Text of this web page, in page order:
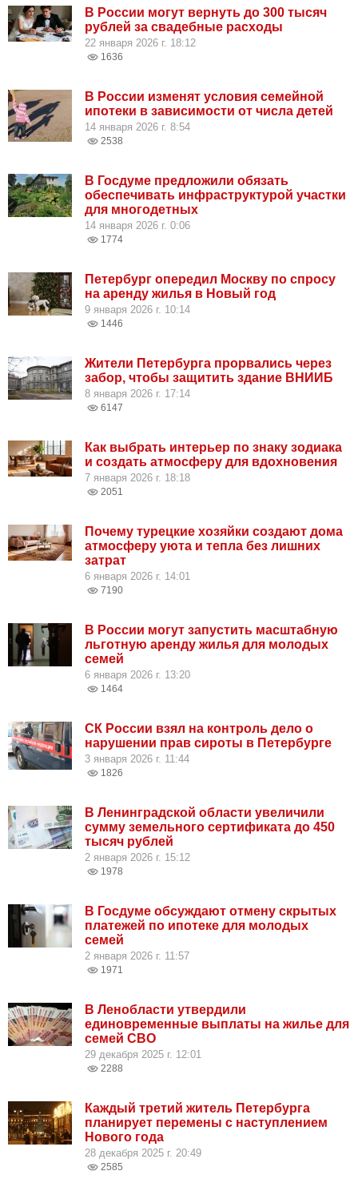
В России могут вернуть до 300 тысяч
рублей за свадебные расходы
22 января 2026 г. 18:12
1636
В России изменят условия семейной
ипотеки в зависимости от числа детей
14 января 2026 г. 8:54
2538
В Госдуме предложили обязать
обеспечивать инфраструктурой участки
для многодетных
14 января 2026 г. 0:06
1774
Петербург опередил Москву по спросу
на аренду жилья в Новый год
9 января 2026 г. 10:14
1446
Жители Петербурга прорвались через
забор, чтобы защитить здание ВНИИБ
8 января 2026 г. 17:14
6147
Как выбрать интерьер по знаку зодиака
и создать атмосферу для вдохновения
7 января 2026 г. 18:18
2051
Почему турецкие хозяйки создают дома
атмосферу уюта и тепла без лишних
затрат
6 января 2026 г. 14:01
7190
В России могут запустить масштабную
льготную аренду жилья для молодых
семей
6 января 2026 г. 13:20
1464
СК России взял на контроль дело о
нарушении прав сироты в Петербурге
3 января 2026 г. 11:44
1826
В Ленинградской области увеличили
сумму земельного сертификата до 450
тысяч рублей
2 января 2026 г. 15:12
1978
В Госдуме обсуждают отмену скрытых
платежей по ипотеке для молодых
семей
2 января 2026 г. 11:57
1971
В Ленобласти утвердили
единовременные выплаты на жилье для
семей СВО
29 декабря 2025 г. 12:01
2288
Каждый третий житель Петербурга
планирует перемены с наступлением
Нового года
28 декабря 2025 г. 20:49
2585